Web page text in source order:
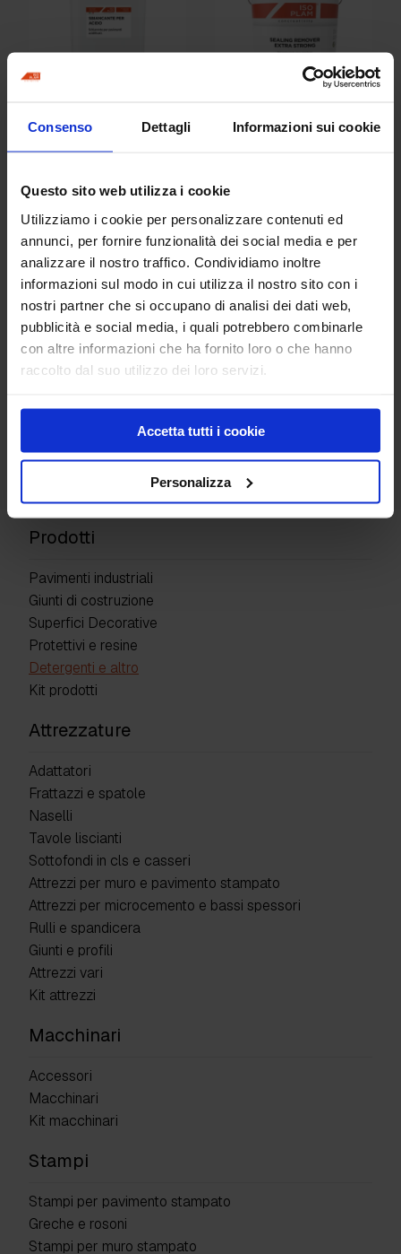
Consenso Dettagli Informazioni sui cookie
Questo sito web utilizza i cookie
Utilizziamo i cookie per personalizzare contenuti ed
annunci, per fornire funzionalità dei social media e per
analizzare il nostro traffico. Condividiamo inoltre
informazioni sul modo in cui utilizza il nostro sito con i
nostri partner che si occupano di analisi dei dati web,
pubblicità e social media, i quali potrebbero combinarle
con altre informazioni che ha fornito loro o che hanno
raccolto dal suo utilizzo dei loro servizi.
Accetta tutti i cookie
Personalizza
Extra Strong
Wax Clean Wax Remover
Wow pulitore
Prodotti
Pavimenti industriali
Giunti di costruzione
Superfici Decorative
Protettivi e resine
Detergenti e altro
Kit prodotti
Attrezzature
Adattatori
Frattazzi e spatole
Naselli
Tavole liscianti
Sottofondi in cls e casseri
Attrezzi per muro e pavimento stampato
Attrezzi per microcemento e bassi spessori
Rulli e spandicera
Giunti e profili
Attrezzi vari
Kit attrezzi
Macchinari
Accessori
Macchinari
Kit macchinari
Stampi
Stampi per pavimento stampato
Greche e rosoni
Stampi per muro stampato